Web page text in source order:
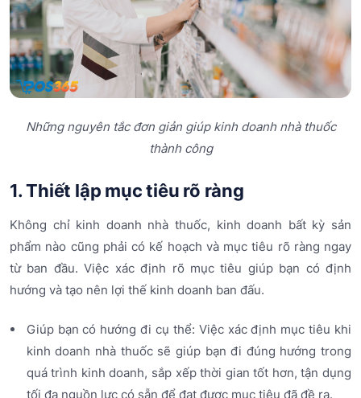
Những nguyên tắc đơn giản giúp kinh doanh nhà thuốc
thành công
1. Thiết lập mục tiêu rõ ràng
Không chỉ kinh doanh nhà thuốc, kinh doanh bất kỳ sản
phẩm nào cũng phải có kế hoạch và mục tiêu rõ ràng ngay
từ ban đầu. Việc xác định rõ mục tiêu giúp bạn có định
hướng và tạo nên lợi thế kinh doanh ban đấu.
Giúp bạn có hướng đi cụ thể: Việc xác định mục tiêu khi
kinh doanh nhà thuốc sẽ giúp bạn đi đúng hướng trong
quá trình kinh doanh, sắp xếp thời gian tốt hơn, tận dụng
tối đa nguồn lực có sẵn để đạt được mục tiêu đã đề ra.